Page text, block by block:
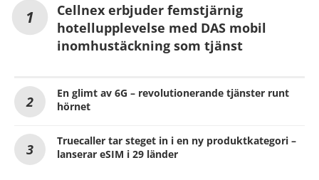
Cellnex erbjuder femstjärnig
hotellupplevelse med DAS mobil
inomhustäckning som tjänst
En glimt av 6G – revolutionerande tjänster runt
hörnet
Truecaller tar steget in i en ny produktkategori –
lanserar eSIM i 29 länder